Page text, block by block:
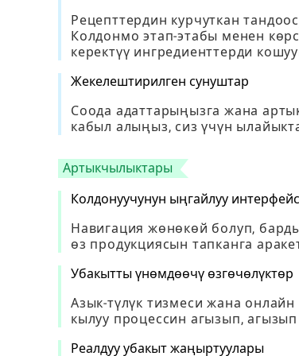
Рецепттердин курчуткан
Колдонмо этап-этабы менен
керектүү ингредиенттерди
Жекелештирилген сунуштар
Соода адаттарыңызга жана
кабыл алыңыз, сиз үчүн
Артыкчылыктары
Колдонуучунун ыңгайлуу
Навигация жөнөкөй болуп,
өз продукциясын тапканга
Убакытты үнөмдөөчү өзгөчөлүктөр
Азык-түлүк тизмеси жана
кылуу процессин агызып,
Реалдуу убакыт жаңыртуулары